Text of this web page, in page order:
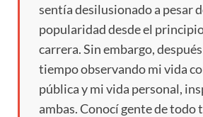
sentía desilusionado a pesar
popularidad desde el
carrera. Sin embargo,
tiempo observando mi vida
pública y mi vida personal,
ambas. Conocí gente de todo